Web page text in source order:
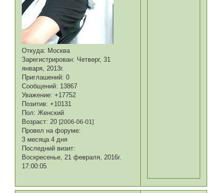
Откуда: Москва
Зарегистрирован: Четверг, 31
января, 2013г.
Приглашений: 0
Сообщений: 13867
Уважение: +17752
Позитив: +10131
Пол: Женский
Возраст: 20[2006-06-01]
Провел на форуме:
3 месяца 4 дня
Последний визит:
Воскресенье, 21 февраля, 2016г.
17:00:05